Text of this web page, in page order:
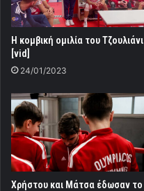
Η κομβική ομιλία του Τζουλιάνι
[vid]
24/01/2023
Χρήστου και Μάτσα έδωσαν το